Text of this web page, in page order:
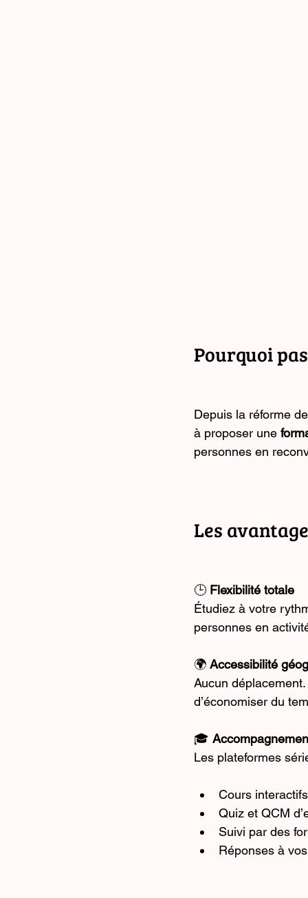
Pourquoi
Depuis la réforme
à proposer une
personnes en
Les
🕒 Flexibilité totale
Étudiez à votre
personnes en
🌍 Accessibilité
Aucun
d’économiser du
🎓
Les plateformes
Cours interactifs
Quiz et QCM
Suivi par des
Réponses à